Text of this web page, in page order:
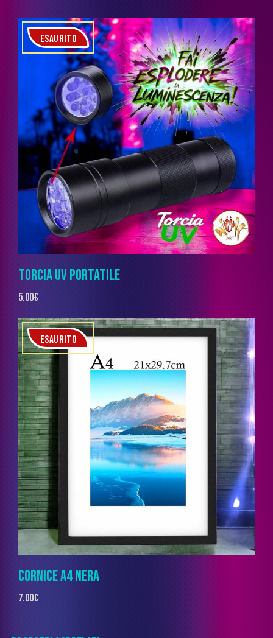
ESAURITO
TORCIA UV PORTATILE
5.00€
ESAURITO
CORNICE A4 NERA
7.00€